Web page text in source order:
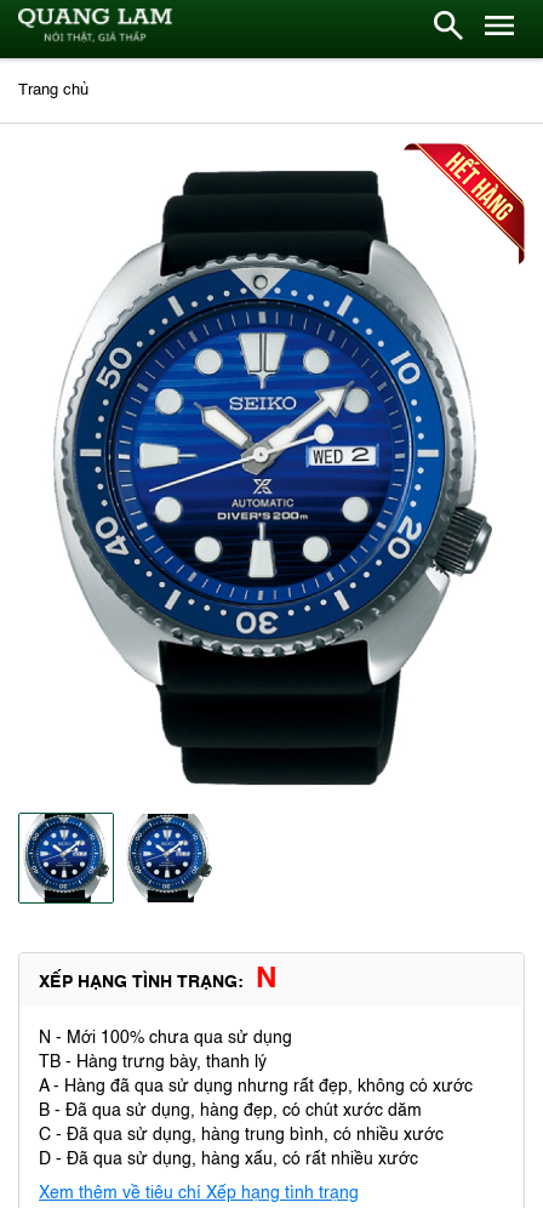
Trang chủ
XẾP HẠNG TÌNH TRẠNG: N
N - Mới 100% chưa qua sử dụng
TB - Hàng trưng bày, thanh lý
A - Hàng đã qua sử dụng nhưng rất đẹp, không có xước
B - Đã qua sử dụng, hàng đẹp, có chút xước dăm
C - Đã qua sử dụng, hàng trung bình, có nhiều xước
D - Đã qua sử dụng, hàng xấu, có rất nhiều xước
Xem thêm về tiêu chí Xếp hạng tình trạng